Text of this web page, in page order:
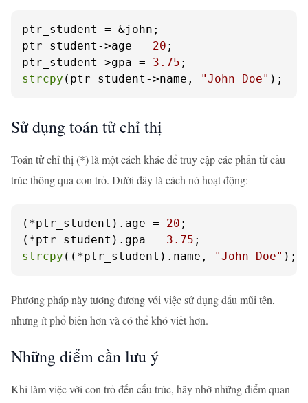
ptr_student = &john;
ptr_student->age = 20 ;
ptr_student->gpa = 3.75
strcpy (ptr_student->name, "John Doe" );
Sử dụng toán tử chỉ thị
Toán tử chỉ thị (*) là một cách khác để truy cập các phần tử cấu
trúc thông qua con trỏ. Dưới đây là cách nó hoạt động:
(*ptr_student).age = 20 ;
(*ptr_student).gpa = 3.75
strcpy ((*ptr_student).name, "John Doe" );
Phương pháp này tương đương với việc sử dụng dấu mũi tên,
nhưng ít phổ biến hơn và có thể khó viết hơn.
Những điểm cần lưu ý
Khi làm việc với con trỏ đến cấu trúc, hãy nhớ những điểm quan